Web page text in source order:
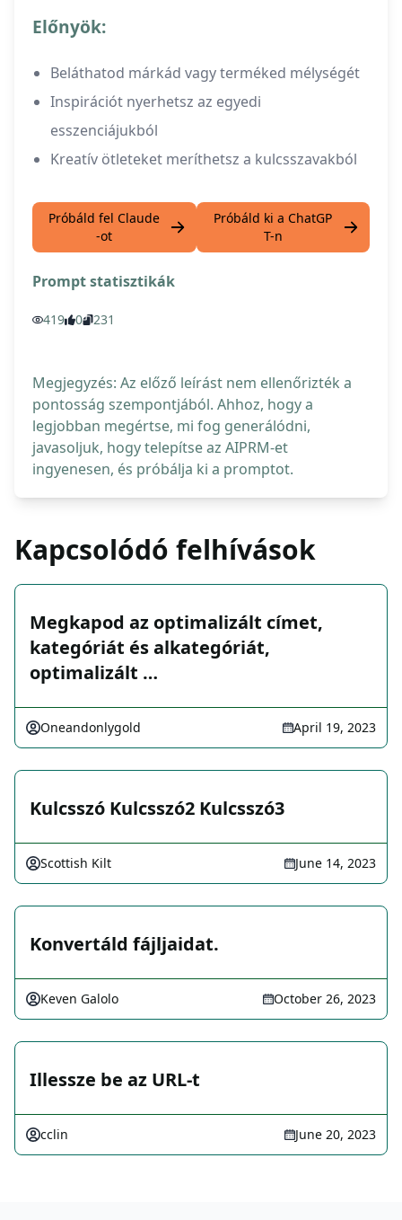
Előnyök:
Beláthatod márkád vagy terméked mélységét
Inspirációt nyerhetsz az egyedi
esszenciájukból
Kreatív ötleteket meríthetsz a kulcsszavakból
Próbáld fel Claude
-ot
Próbáld ki a ChatGP
T-n
Prompt statisztikák
419 0 231
Megjegyzés: Az előző leírást nem ellenőrizték a
pontosság szempontjából. Ahhoz, hogy a
legjobban megértse, mi fog generálódni,
javasoljuk, hogy telepítse az AIPRM-et
ingyenesen, és próbálja ki a promptot.
Kapcsolódó felhívások
Megkapod az optimalizált címet,
kategóriát és alkategóriát,
optimalizált …
Oneandonlygold April 19, 2023
Kulcsszó Kulcsszó2 Kulcsszó3
Scottish Kilt June 14, 2023
Konvertáld fájljaidat.
Keven Galolo October 26, 2023
Illessze be az URL-t
cclin June 20, 2023